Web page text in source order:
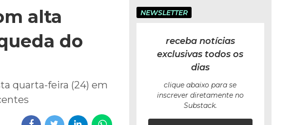
alta
do
quarta-feira (24) em
NEWSLETTER
receba notícias
exclusivas todos os
dias
clique abaixo para se
inscrever diretamente no
Substack.